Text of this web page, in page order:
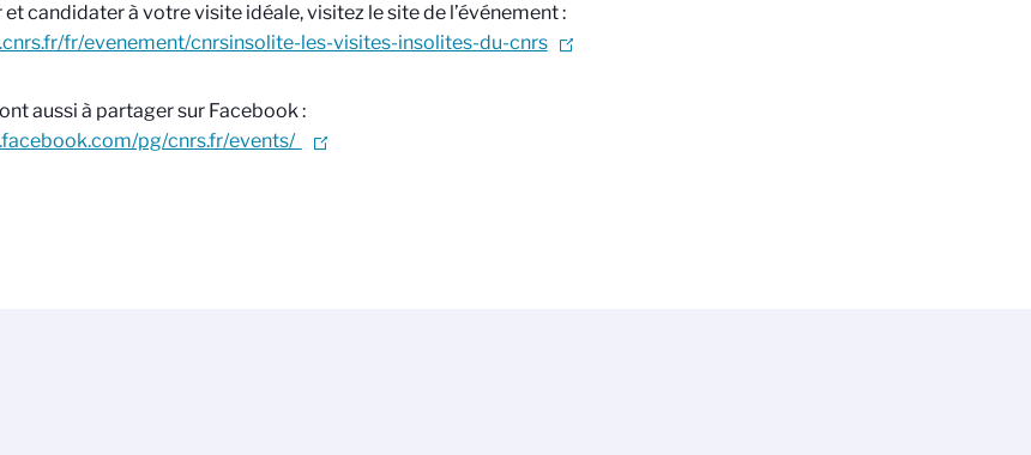
candidater à votre visite idéale, visitez le site de l’événement :
fr/evenement/cnrsinsolite-les-visites-insolites-du-cnrs
aussi à partager sur Facebook :
pg/cnrs.fr/events/